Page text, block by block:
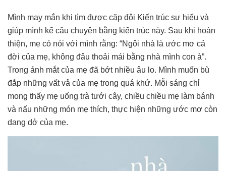
Mình may mắn khi tìm được cặp đôi Kiến trúc sư hiểu và
giúp mình kể câu chuyện bằng kiến trúc này. Sau khi hoàn
thiện, mẹ có nói với mình rằng: “Ngôi nhà là ước mơ cả
đời của mẹ, không đâu thoải mái bằng nhà mình con à”.
Trong ánh mắt của mẹ đã bớt nhiều âu lo. Mình muốn bù
đắp những vất vả của mẹ trong quá khứ. Mỗi sáng chỉ
mong thấy mẹ uống trà tưới cây, chiều chiều mẹ làm bánh
và nấu những món mẹ thích, thực hiện những ước mơ còn
dang dở của mẹ.